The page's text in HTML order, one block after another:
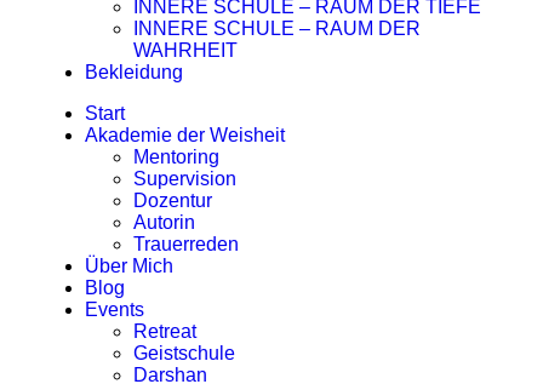
INNERE SCHULE – RAUM DER TIEFE
INNERE SCHULE – RAUM DER
WAHRHEIT
Bekleidung
Start
Akademie der Weisheit
Mentoring
Supervision
Dozentur
Autorin
Trauerreden
Über Mich
Blog
Events
Retreat
Geistschule
Darshan